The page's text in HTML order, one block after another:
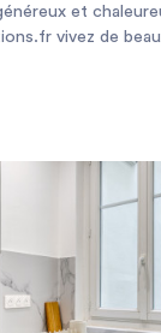
et
vivez de
personne senior . Nous
Paris , en
par semaine et 2